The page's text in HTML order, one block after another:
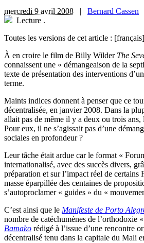
mercredi 9 avril 2008 | Bernard Cassen
Lecture .
Toutes les versions de cet article : [français]
À en croire le film de Billy Wilder The
connaissent une « démangeaison de la
texte de présentation des interventions
terme.
Maints indices donnent à penser que ce
décentralisée, en janvier 2008. Dans la
allait pas de même il y a deux ou trois
Pour eux, il ne s’agissait pas d’une
sociales en profondeur ?
Leur tâche était ardue car le format «
internationalisé, avec des succès divers,
préparation et sur l’impact réel de
masse éparpillée des centaines de
s’autoproclamer « guides » du «
C’est ainsi que le Manifeste de Porto
nombre de catéchumènes de l’orthodoxie
Bamako rédigé à l’issue d’une rencontre
décentralisé tenu dans la capitale du Mali